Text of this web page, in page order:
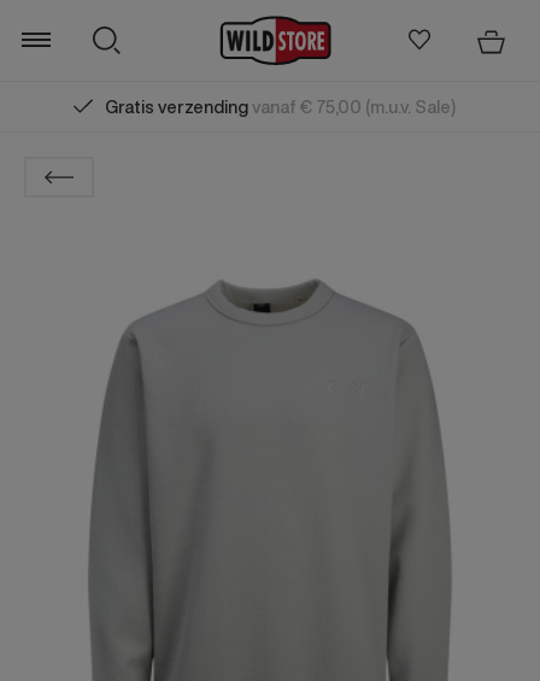
Gratis verzendingvanaf € 75,00 (m.u.v. Sale)
Zoeken